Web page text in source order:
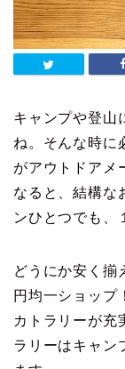
キャンプや登山
ね。そんな時に
がアウトドアメ
なると、結構な
ンひとつでも、
どうにか安く揃
円均一ショップ
カトラリーが充
ラリーはキャン